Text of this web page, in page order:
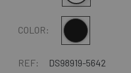
COLOR: Negre
REF: DS98919-5642